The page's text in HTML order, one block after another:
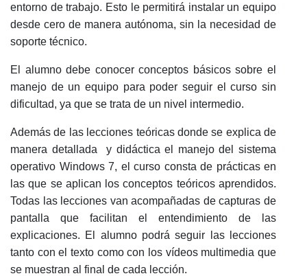
entorno de trabajo. Esto le permitirá instalar un equipo
desde cero de manera autónoma, sin la necesidad de
soporte técnico.
El alumno debe conocer conceptos básicos sobre el
manejo de un equipo para poder seguir el curso sin
dificultad, ya que se trata de un nivel intermedio.
Además de las lecciones teóricas donde se explica de
manera detallada y didáctica el manejo del sistema
operativo Windows 7, el curso consta de prácticas en
las que se aplican los conceptos teóricos aprendidos.
Todas las lecciones van acompañadas de capturas de
pantalla que facilitan el entendimiento de las
explicaciones. El alumno podrá seguir las lecciones
tanto con el texto como con los vídeos multimedia que
se muestran al final de cada lección.